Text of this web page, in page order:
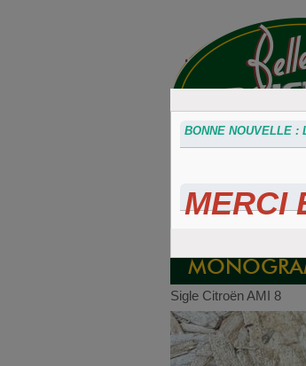
Accessoires
divers
BONNE NOUVELLE :
MERCI
Sigle Citroën AMI 8